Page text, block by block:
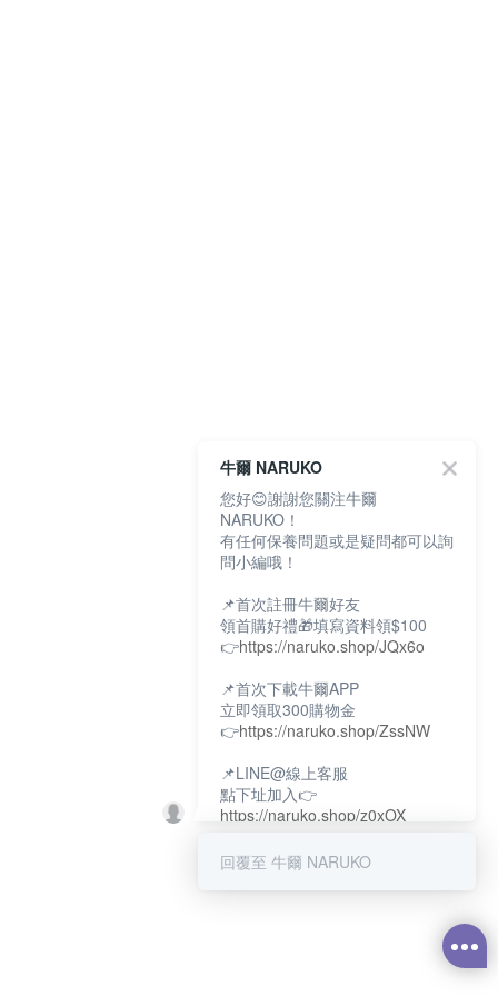
牛爾 NARUKO
您好😊謝謝您關注牛爾
NARUKO！
有任何保養問題或是疑問都可以詢
問小編哦！
📌首次註冊牛爾好友
領首購好禮🎁填寫資料領$100
👉https://naruko.shop/JQx6o
📌首次下載牛爾APP
立即領取300購物金
👉https://naruko.shop/ZssNW
📌LINE@線上客服
點下址加入👉
https://naruko.shop/z0xOX
📌電話客服：02-26581707
回覆至 牛爾 NARUKO